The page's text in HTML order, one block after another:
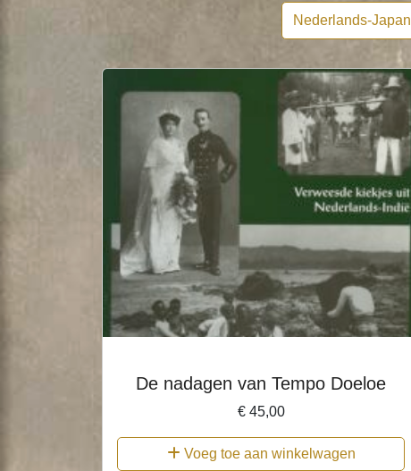
Nederlands-
De nadagen van Tempo Doeloe
€45,00
Voeg toe aan winkelwagen